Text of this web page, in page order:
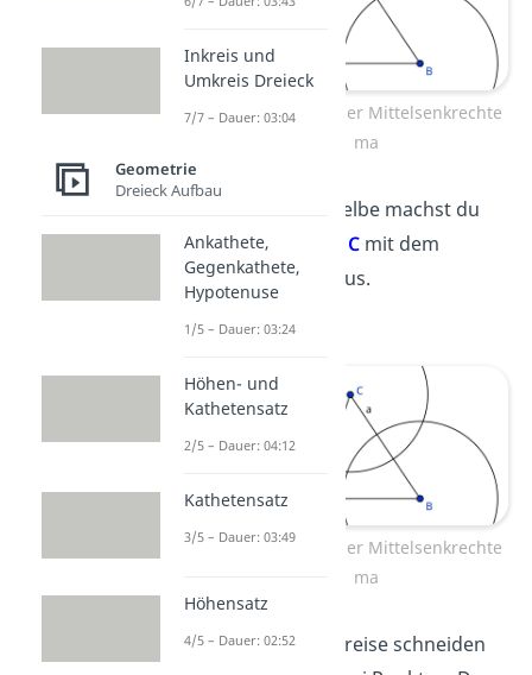
Konstruktion der Mittelsenkrechte
ma
: Dasselbe machst du
amEckpunkt C mit dem
gleichen Radius.
Konstruktion der Mittelsenkrechte
ma
Schritt: Die Kreise schneiden
Inkreis und
Umkreis Dreieck
7/7 – Dauer: 03:04
Geometrie
Dreieck Aufbau
Ankathete,
Gegenkathete,
Hypotenuse
1/5 – Dauer: 03:24
Höhen- und
Kathetensatz
2/5 – Dauer: 04:12
Kathetensatz
3/5 – Dauer: 03:49
Höhensatz
4/5 – Dauer: 02:52